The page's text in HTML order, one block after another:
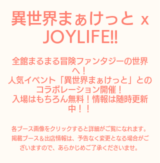
異世界まぁけっと x
JOYLIFE!!
全館まるまる冒険ファンタジーの世界
へ！
​人気イベント「異世界まぁけっと」との
コラボレーション開催！
入場はもちろん無料！​情報は随時更新
中！！
各ブース画像をクリックすると詳細がご覧になれます。
掲載ブース＆出店情報は、予告なく変更となる場合がご
ざいますので、あらかじめご了承くださいませ。